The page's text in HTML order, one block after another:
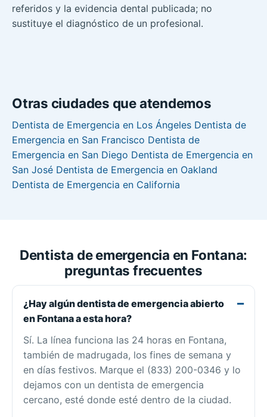
referidos y la evidencia dental publicada; no
sustituye el diagnóstico de un profesional.
Otras ciudades que atendemos
Dentista de Emergencia en Los Ángeles Dentista de
Emergencia en San Francisco Dentista de
Emergencia en San Diego Dentista de Emergencia en
San José Dentista de Emergencia en Oakland
Dentista de Emergencia en California
Dentista de emergencia en Fontana:
preguntas frecuentes
¿Hay algún dentista de emergencia abierto
en Fontana a esta hora?
Sí. La línea funciona las 24 horas en Fontana,
también de madrugada, los fines de semana y
en días festivos. Marque el (833) 200-0346 y lo
dejamos con un dentista de emergencia
cercano, esté donde esté dentro de la ciudad.